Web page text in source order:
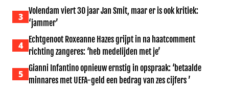
3
Volendam viert 30 jaar Jan Smit, maar er is ook kritiek:
‘jammer’
4
Echtgenoot Roxeanne Hazes grijpt in na haatcomment
richting zangeres: ‘heb medelijden met je’
5
Gianni Infantino opnieuw ernstig in opspraak: ‘betaalde
minnares met UEFA-geld een bedrag van zes cijfers ’